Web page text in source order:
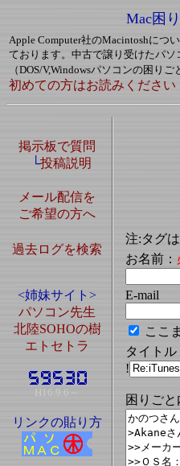
Mac困
Apple Computer社のMacintoshにつ
ております。中古で譲り受けたパ
（DOS/V,Windowsパソコンの困りご
初めての方はお読みください
注:タグ
お名前：
E-mail
ここ
タイトル
!
困りごと
掲示板で質問
└投稿説明
メール配信を
ご希望の方へ
過去ログを検索
<姉妹サイト>
パソコン先生
北陸SOHOの樹
エトセトラ
H16.9.6～
リンクの貼り方